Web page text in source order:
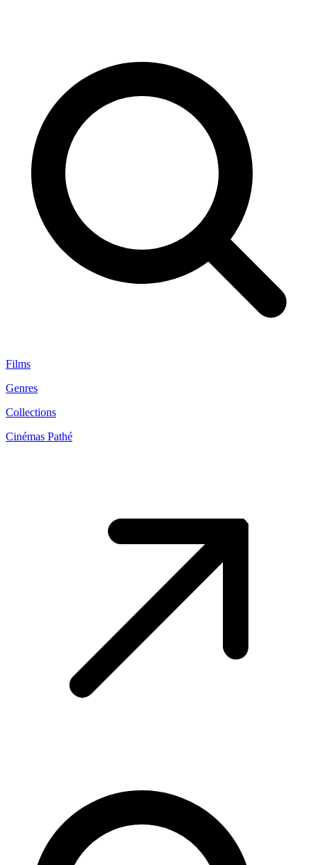
Films
Genres
Collections
Cinémas Pathé